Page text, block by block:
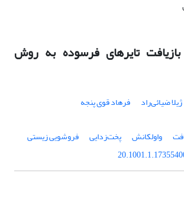
تایرهای فرسوده به روش
ژیلا ضیائی‌راد
فرهاد قوی پنجه
واولکانش پخت‌زدایی
فروشویی زیستی